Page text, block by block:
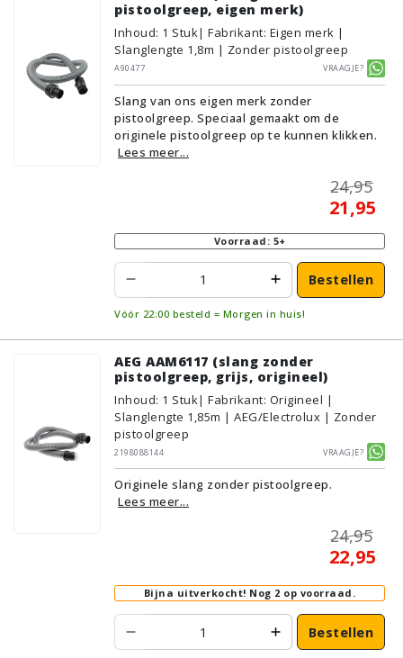
pistoolgreep, eigen merk)
Inhoud: 1 Stuk| Fabrikant: Eigen merk |
Slanglengte 1,8m | Zonder pistoolgreep
A90477
Vraagje?
Slang van ons eigen merk zonder
pistoolgreep. Speciaal gemaakt om de
originele pistoolgreep op te kunnen klikken.
Lees meer...
24,95
21,95
Voorraad: 5+
Bestellen
Vóór 22:00 besteld = Morgen in huis!
AEG AAM6117 (slang zonder
pistoolgreep, grijs, origineel)
Inhoud: 1 Stuk| Fabrikant: Origineel |
Slanglengte 1,85m | AEG/Electrolux | Zonder
pistoolgreep
2198088144
Vraagje?
Originele slang zonder pistoolgreep.
Lees meer...
24,95
22,95
Bijna uitverkocht! Nog 2 op voorraad.
Bestellen